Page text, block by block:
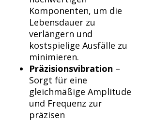
Komponenten, um die
Lebensdauer zu
verlängern und
kostspielige Ausfälle zu
minimieren.
Präzisionsvibration –
Sorgt für eine
gleichmäßige Amplitude
und Frequenz zur
präzisen